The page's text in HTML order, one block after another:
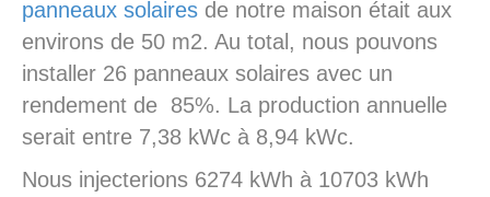
panneaux solaires de notre maison était aux
environs de 50 m2. Au total, nous pouvons
installer 26 panneaux solaires avec un
rendement de 85%. La production annuelle
serait entre 7,38 kWc à 8,94 kWc.
Nous injecterions 6274 kWh à 10703 kWh